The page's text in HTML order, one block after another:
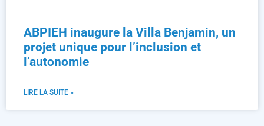
ABPIEH inaugure la Villa Benjamin, un
projet unique pour l’inclusion et
l’autonomie
LIRE LA SUITE »